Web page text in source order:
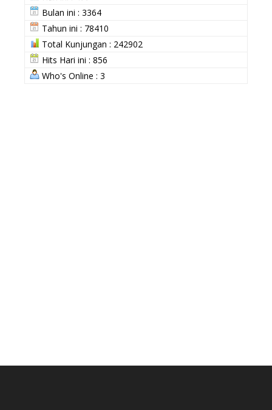
Bulan ini : 3364
Tahun ini : 78410
Total Kunjungan : 242902
Hits Hari ini : 856
Who's Online : 3